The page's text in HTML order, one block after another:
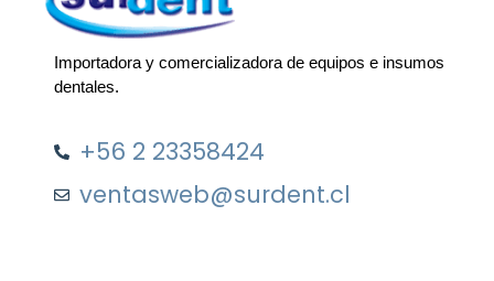
Importadora y comercializadora de equipos e insumos
dentales.
+56 2 23358424
ventasweb@surdent.cl